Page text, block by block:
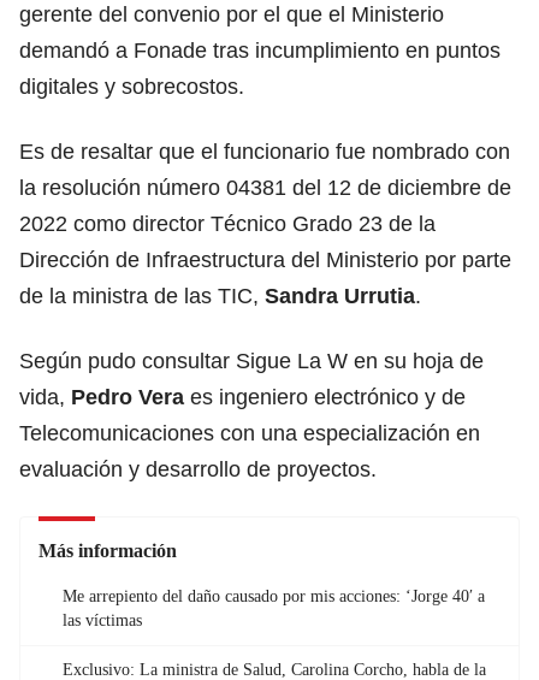
gerente del convenio por el que el Ministerio
demandó a Fonade tras incumplimiento en puntos
digitales y sobrecostos.
Es de resaltar que el funcionario fue nombrado con
la resolución número 04381 del 12 de diciembre de
2022 como director Técnico Grado 23 de la
Dirección de Infraestructura del Ministerio por parte
de la ministra de las TIC, Sandra Urrutia.
Según pudo consultar Sigue La W en su hoja de
vida, Pedro Vera es ingeniero electrónico y de
Telecomunicaciones con una especialización en
evaluación y desarrollo de proyectos.
Más información
Me arrepiento del daño causado por mis acciones: ‘Jorge 40′ a
las víctimas
Exclusivo: La ministra de Salud, Carolina Corcho, habla de la